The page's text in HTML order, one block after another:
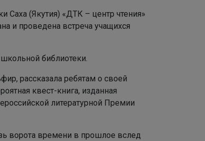
Саха (Якутия) «ДТК – центр чтения»
и проведена встреча учащихся
библиотеки.
рассказала ребятам о своей
квест-книга, изданная
литературной Премии
ворота времени в прошлое вслед